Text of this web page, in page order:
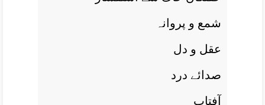
شمع و پروانہ
عقل و دل
صدائے درد
آفتاب